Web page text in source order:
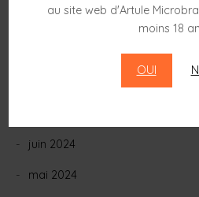
au site web d'Artule
moins 18
OUI
juin 2024
mai 2024